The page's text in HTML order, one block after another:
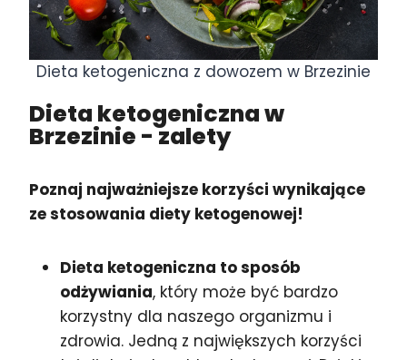
Dieta ketogeniczna z dowozem w Brzezinie
Dieta ketogeniczna w
Brzezinie - zalety
Poznaj najważniejsze korzyści wynikające
ze stosowania diety ketogenowej!
Dieta ketogeniczna to sposób
odżywiania, który może być bardzo
korzystny dla naszego organizmu i
zdrowia. Jedną z największych korzyści